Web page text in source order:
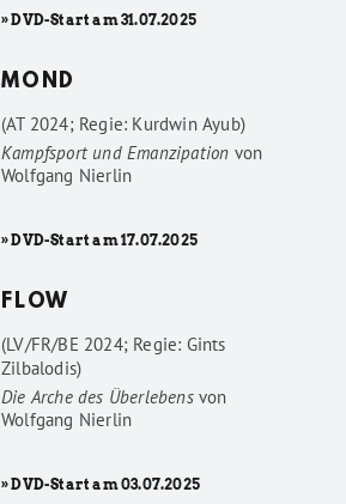
» DVD-Start am 31.07.2025
MOND
(AT 2024; Regie: Kurdwin Ayub)
Kampfsport und Emanzipation von
Wolfgang Nierlin
» DVD-Start am 17.07.2025
FLOW
(LV/FR/BE 2024; Regie: Gints
Zilbalodis)
Die Arche des Überlebensvon
Wolfgang Nierlin
» DVD-Start am 03.07.2025